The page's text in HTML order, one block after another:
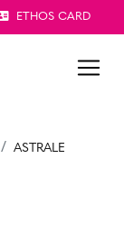
ETHOS CARD
ASTRALE